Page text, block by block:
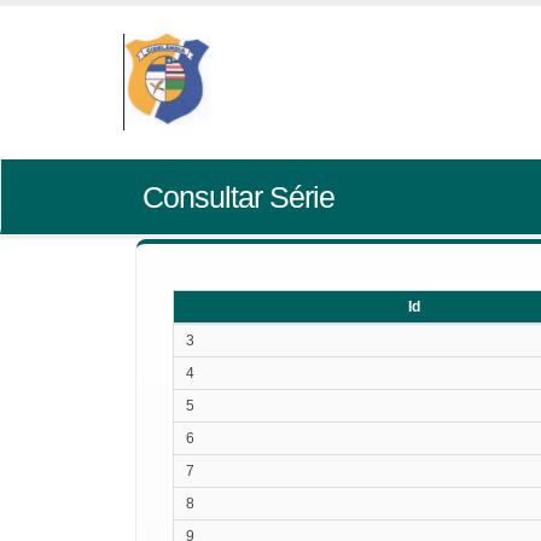
Consultar Série
Id
3
4
5
6
7
8
9